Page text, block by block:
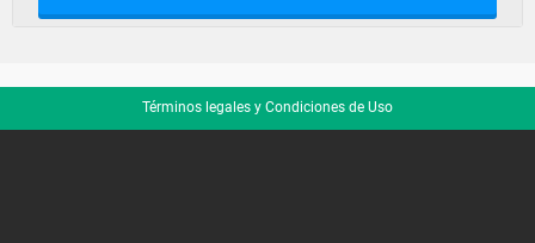
Términos legales y Condiciones de Uso